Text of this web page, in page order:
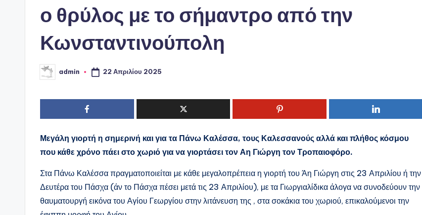
ο θρύλος με το σήμαντρο από την
Κωνσταντινούπολη
Συγγραφέας:
admin 22 Απριλίου 2025
Μεγάλη γιορτή η σημερινή και για τα Πάνω Καλέσσα, τους Καλεσσανούς αλλά και πλήθος κόσμου
που κάθε χρόνο πάει στο χωριό για να γιορτάσει τον Αη Γιώργη τον Τροπαιοφόρο.
Στα Πάνω Καλέσσα πραγματοποιείται με κάθε μεγαλοπρέπεια η γιορτή του Άη Γιώργη στις 23 Απριλίου ή την
Δευτέρα του Πάσχα (άν το Πάσχα πέσει μετά τις 23 Απριλίου), με τα Γιωργιαλίδικα άλογα να συνοδεύουν την
θαυματουργή εικόνα του Αγίου Γεωργίου στην λιτάνευση της , στα σοκάκια του χωριού, επικαλούμενοι την